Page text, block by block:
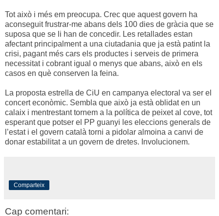
Tot això i més em preocupa. Crec que aquest govern ha
aconseguit frustrar-me abans dels 100 dies de gràcia que se
suposa que se li han de concedir. Les retallades estan
afectant principalment a una ciutadania que ja està patint la
crisi, pagant més cars els productes i serveis de primera
necessitat i cobrant igual o menys que abans, això en els
casos en què conserven la feina.
La proposta estrella de CiU en campanya electoral va ser el
concert econòmic. Sembla que això ja està oblidat en un
calaix i mentrestant tornem a la política de peixet al cove, tot
esperant que potser el PP guanyi les eleccions generals de
l’estat i el govern català torni a pidolar almoina a canvi de
donar estabilitat a un govern de dretes. Involucionem.
Comparteix
Cap comentari: